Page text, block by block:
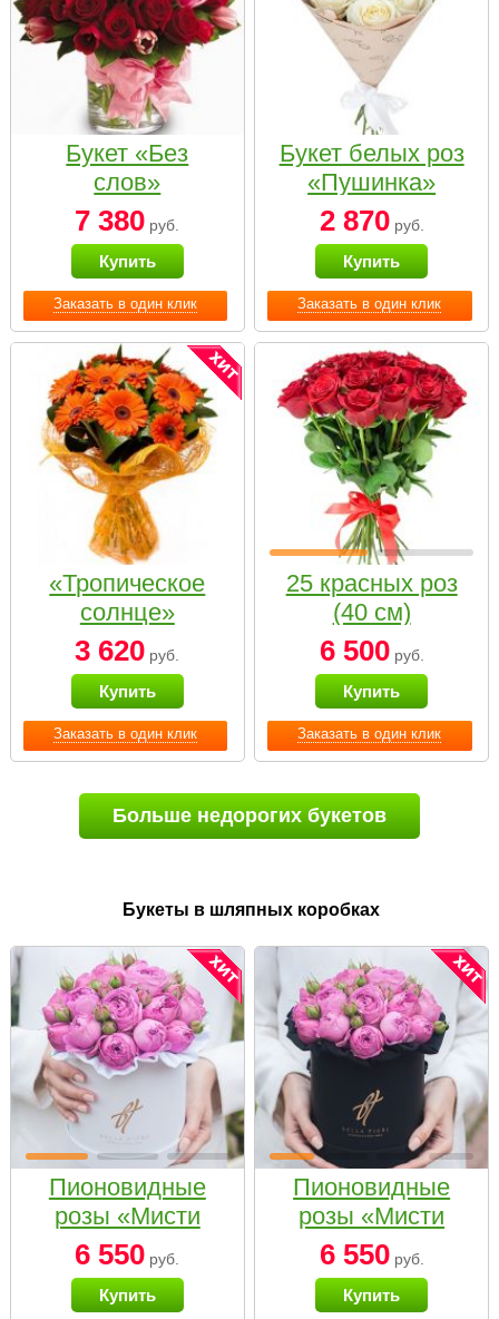
Заказать в один клик
Букет «Без
слов»
7 380 руб.
Купить
Заказать в один клик
Букет белых роз
«Пушинка»
2 870руб.
Купить
Заказать в один клик
«Тропическое
солнце»
3 620 руб.
Купить
Заказать в один клик
25 красных роз
(40 см)
6 500руб.
Купить
Больше недорогих букетов
Букеты в шляпных коробках
Пионовидные
розы «Мисти
бабблс» в белой
коробке Small
6 550 руб.
Купить
Пионовидные
розы «Мисти
бабблс» в
черной коробке
Small
6 550руб.
Купить